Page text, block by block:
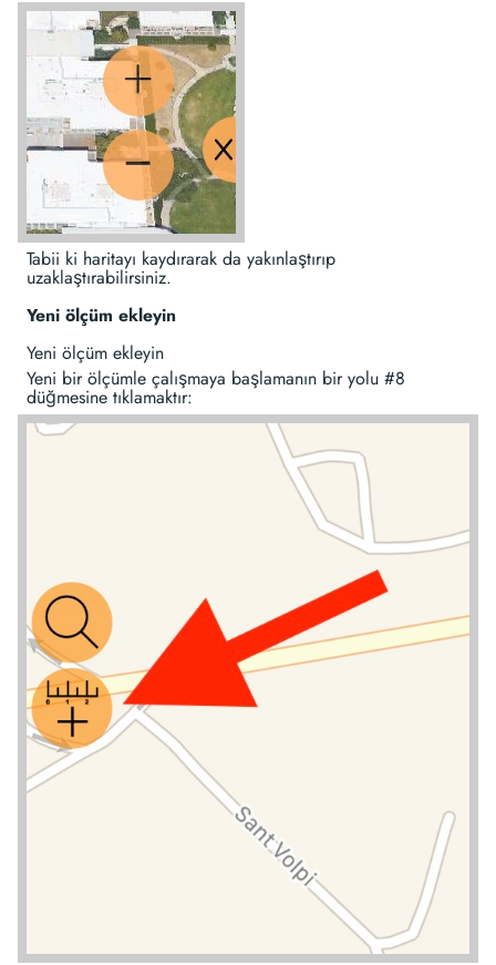
Tabii ki haritayı kaydırarak da yakınlaştırıp
uzaklaştırabilirsiniz.
Yeni ölçüm ekleyin
Yeni ölçüm ekleyin
Yeni bir ölçümle çalışmaya başlamanın bir yolu #8
düğmesine tıklamaktır: